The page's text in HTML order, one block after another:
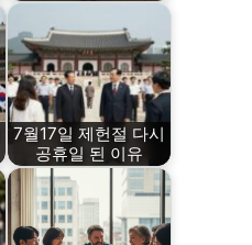
7월17일 제헌절 다시
공휴일 된 이유